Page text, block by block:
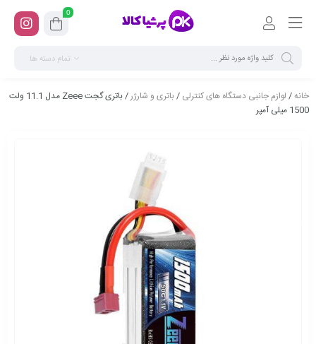
0
تمام دسته ها
خانه/ لوازم جانبی دستگاه های کنترلی / باتری و شارژر
/ باتری گجت Zeee مدل 11.1 ولت
1500 میلی آمپر